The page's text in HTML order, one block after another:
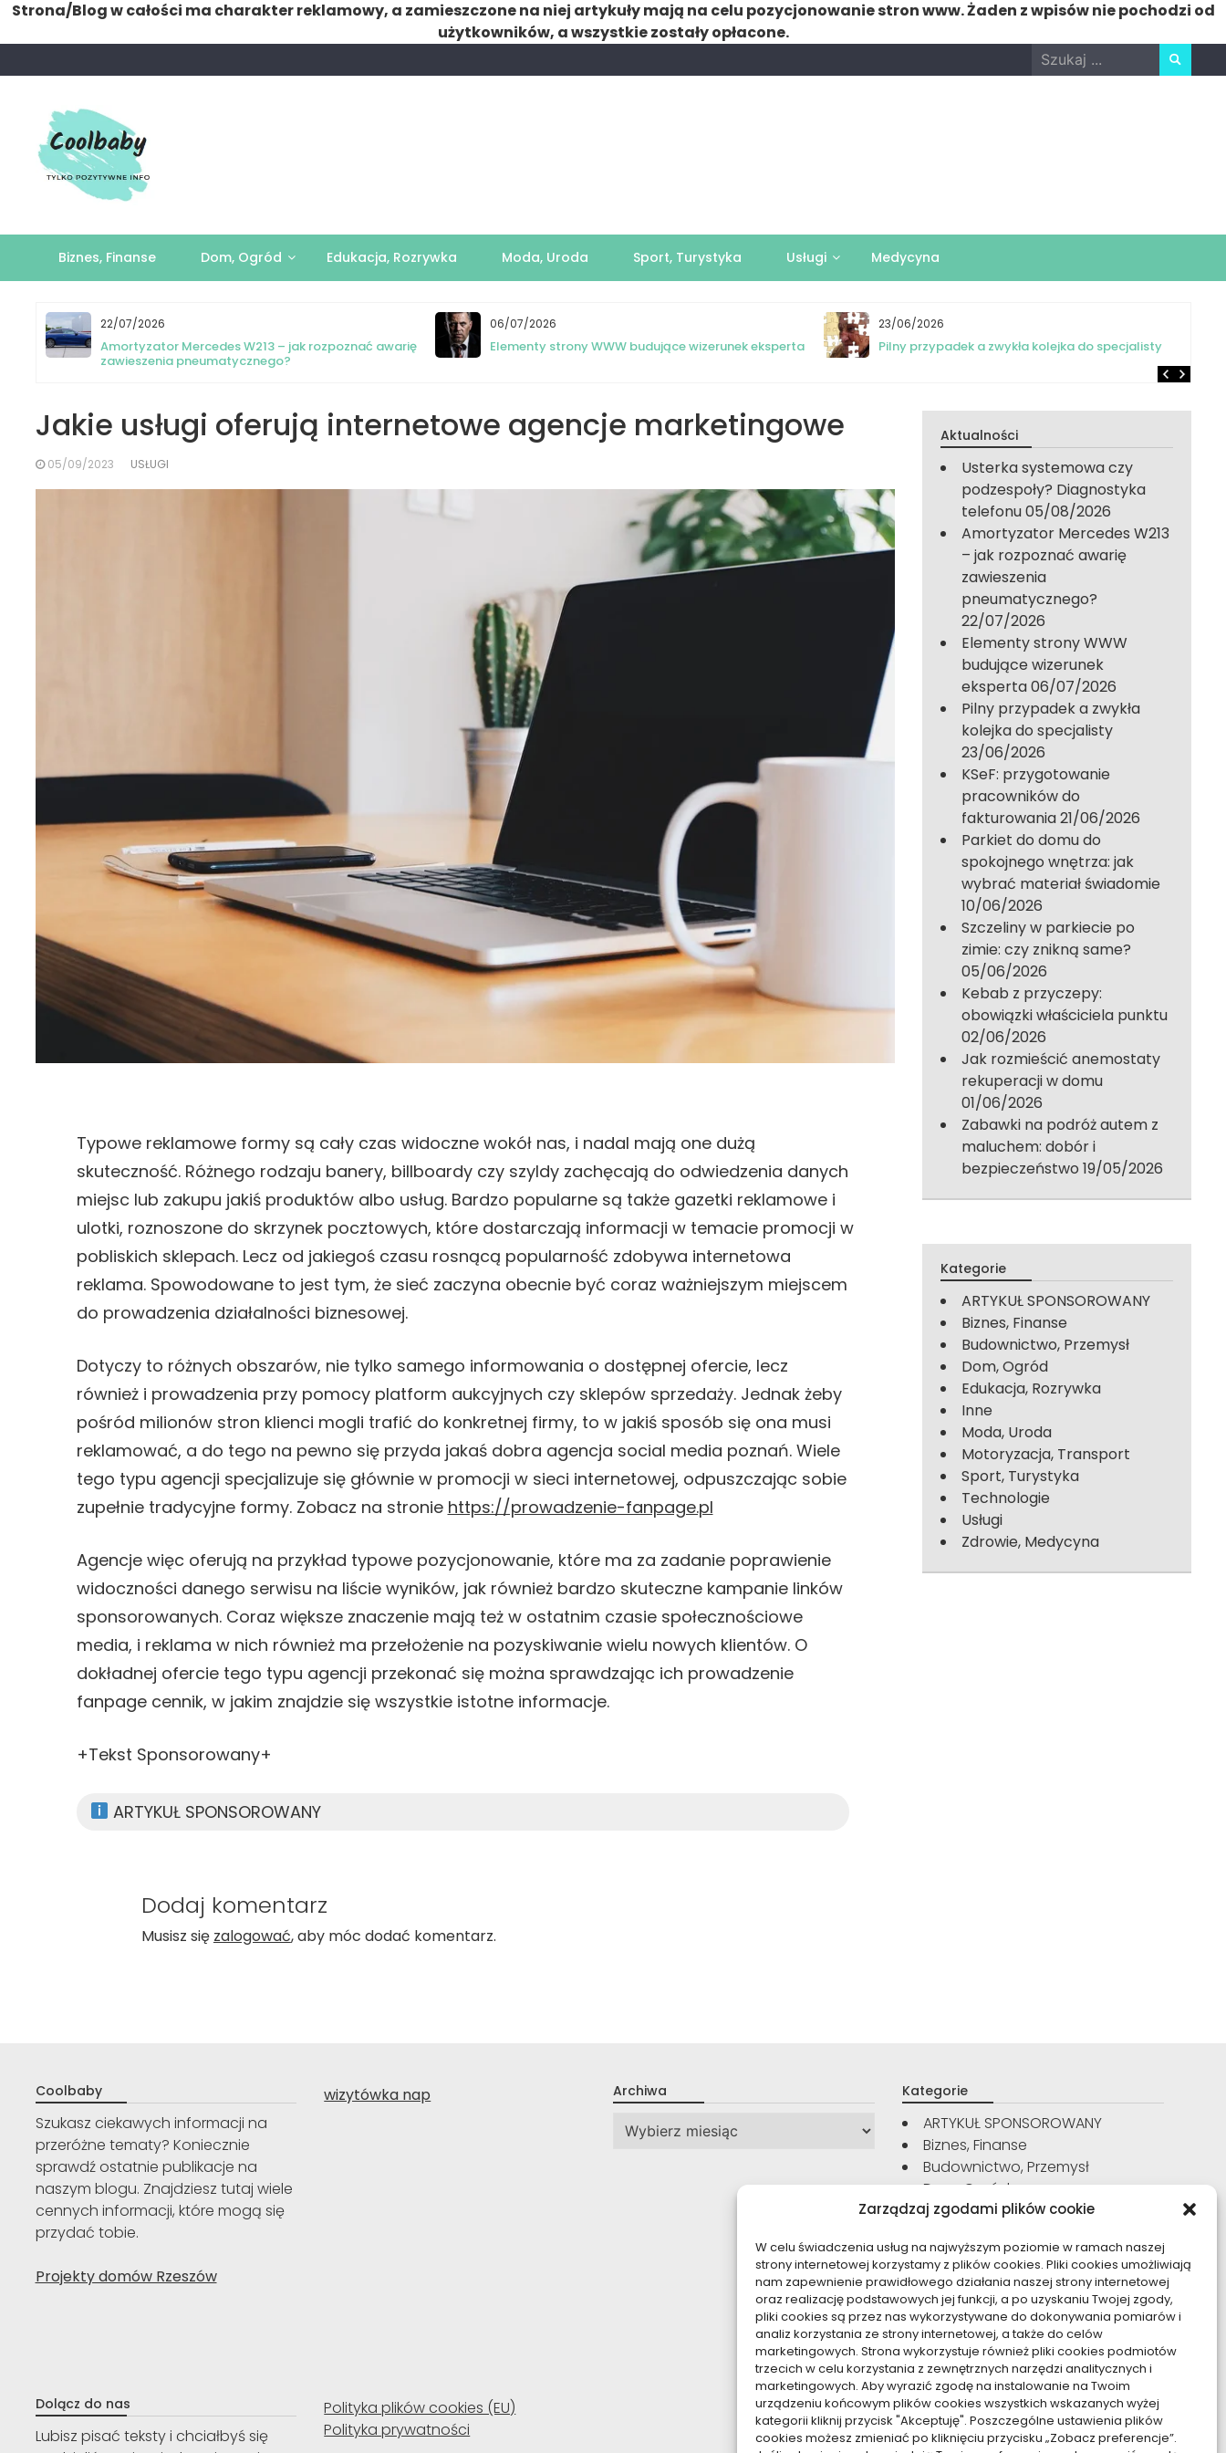
Zarządzaj zgodami plików cookie
W celu świadczenia usług na najwyższym poziomie w ramach naszej
strony internetowej korzystamy z plików cookies. Pliki cookies umożliwiają
nam zapewnienie prawidłowego działania naszej strony internetowej
oraz realizację podstawowych jej funkcji, a po uzyskaniu Twojej zgody,
pliki cookies są przez nas wykorzystywane do dokonywania pomiarów i
analiz korzystania ze strony internetowej, a także do celów
marketingowych. Strona wykorzystuje również pliki cookies podmiotów
trzecich w celu korzystania z zewnętrznych narzędzi analitycznych i
marketingowych. Aby wyrazić zgodę na instalowanie na Twoim
urządzeniu końcowym plików cookies wszystkich wskazanych wyżej
kategorii kliknij przycisk "Akceptuję". Poszczególne ustawienia plików
cookies możesz zmieniać po kliknięciu przycisku „Zobacz preferencje”.
Strona/Blog w całości ma charakter reklamowy, a zamieszczone na niej artykuły mają na celu pozycjonowanie stron www. Żaden z wpisów nie pochodzi od
użytkowników, a wszystkie zostały opłacone.
to
Search
for:
Biznes, Finanse Dom, Ogród Edukacja, Rozrywka Moda, Uroda Sport, Turystyka Usługi Medycyna
22/07/2026
Amortyzator Mercedes W213 – jak rozpoznać awarię
zawieszenia pneumatycznego?
06/07/2026
Elementy strony WWW budujące wizerunek eksperta
23/06/2026
Pilny przypadek a zwykła kolejka do specjalisty
Jakie usługi oferują internetowe agencje marketingowe
05/09/2023 USŁUGI
Typowe reklamowe formy są cały czas widoczne wokół nas, i nadal mają one dużą
skuteczność. Różnego rodzaju banery, billboardy czy szyldy zachęcają do odwiedzenia danych
miejsc lub zakupu jakiś produktów albo usług. Bardzo popularne są także gazetki reklamowe i
ulotki, roznoszone do skrzynek pocztowych, które dostarczają informacji w temacie promocji w
pobliskich sklepach. Lecz od jakiegoś czasu rosnącą popularność zdobywa internetowa
reklama. Spowodowane to jest tym, że sieć zaczyna obecnie być coraz ważniejszym miejscem
do prowadzenia działalności biznesowej.
Dotyczy to różnych obszarów, nie tylko samego informowania o dostępnej ofercie, lecz
również i prowadzenia przy pomocy platform aukcyjnych czy sklepów sprzedaży. Jednak żeby
pośród milionów stron klienci mogli trafić do konkretnej firmy, to w jakiś sposób się ona musi
reklamować, a do tego na pewno się przyda jakaś dobra agencja social media poznań. Wiele
tego typu agencji specjalizuje się głównie w promocji w sieci internetowej, odpuszczając sobie
zupełnie tradycyjne formy. Zobacz na stronie https://prowadzenie-fanpage.pl
Agencje więc oferują na przykład typowe pozycjonowanie, które ma za zadanie poprawienie
widoczności danego serwisu na liście wyników, jak również bardzo skuteczne kampanie linków
sponsorowanych. Coraz większe znaczenie mają też w ostatnim czasie społecznościowe
media, i reklama w nich również ma przełożenie na pozyskiwanie wielu nowych klientów. O
dokładnej ofercie tego typu agencji przekonać się można sprawdzając ich prowadzenie
fanpage cennik, w jakim znajdzie się wszystkie istotne informacje.
+Tekst Sponsorowany+
ARTYKUŁ SPONSOROWANY
Dodaj komentarz
Musisz się zalogować, aby móc dodać komentarz.
Aktualności
Usterka systemowa czy
podzespoły? Diagnostyka
telefonu05/08/2026
Amortyzator Mercedes W213
– jak rozpoznać awarię
zawieszenia
pneumatycznego?
22/07/2026
Elementy strony WWW
budujące wizerunek
eksperta06/07/2026
Pilny przypadek a zwykła
kolejka do specjalisty
23/06/2026
KSeF: przygotowanie
pracowników do
fakturowania21/06/2026
Parkiet do domu do
spokojnego wnętrza: jak
wybrać materiał świadomie
10/06/2026
Szczeliny w parkiecie po
zimie: czy znikną same?
05/06/2026
Kebab z przyczepy:
obowiązki właściciela punktu
02/06/2026
Jak rozmieścić anemostaty
rekuperacji w domu
01/06/2026
Zabawki na podróż autem z
maluchem: dobór i
bezpieczeństwo 19/05/2026
Kategorie
ARTYKUŁ SPONSOROWANY
Biznes, Finanse
Budownictwo, Przemysł
Dom, Ogród
Edukacja, Rozrywka
Inne
Moda, Uroda
Motoryzacja, Transport
Sport, Turystyka
Technologie
Usługi
Zdrowie, Medycyna
Coolbaby
Szukasz ciekawych informacji na
przeróżne tematy? Koniecznie
sprawdź ostatnie publikacje na
naszym blogu. Znajdziesz tutaj wiele
cennych informacji, które mogą się
przydać tobie.
Projekty domów Rzeszów
wizytówka nap Archiwa
Archiwa
Kategorie
ARTYKUŁ SPONSOROWANY
Biznes, Finanse
Budownictwo, Przemysł
Dom, Ogród
Edukacja, Rozrywka
Moda, Uroda
Motoryzacja, Transport
Sport, Turystyka
Technologie
Usługi
Zdrowie, Medycyna
Dolącz do nas
Lubisz pisać teksty i chciałbyś się
Polityka plików cookies (EU)
Polityka prywatności